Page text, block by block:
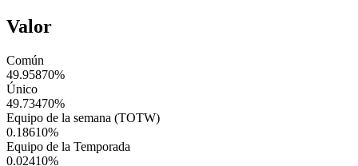
Valor
Común
49.95870%
Único
49.73470%
Equipo de la semana (TOTW)
0.18610%
Equipo de la Temporada
0.02410%